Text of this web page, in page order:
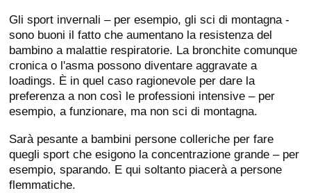
Gli sport invernali – per esempio, gli sci di montagna -
sono buoni il fatto che aumentano la resistenza del
bambino a malattie respiratorie. La bronchite comunque
cronica o l'asma possono diventare aggravate a
loadings. È in quel caso ragionevole per dare la
preferenza a non così le professioni intensive – per
esempio, a funzionare, ma non sci di montagna.
Sarà pesante a bambini persone colleriche per fare
quegli sport che esigono la concentrazione grande – per
esempio, sparando. E qui soltanto piacerà a persone
flemmatiche.